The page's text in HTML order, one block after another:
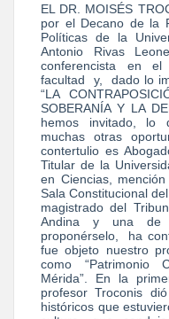
EL DR. MOISÉS
por el Decano de la
Políticas de la
Antonio Rivas
conferencista en el
facultad y, dado lo
“LA
SOBERANÍA Y LA
hemos invitado, lo
muchas otras
contertulio es
Titular de la
en Ciencias,
Sala Constitucional
magistrado del
Andina y una de
proponérselo, ha
fue objeto nuestro
como “Patrimonio
Mérida”. En la
profesor Troconis
históricos que